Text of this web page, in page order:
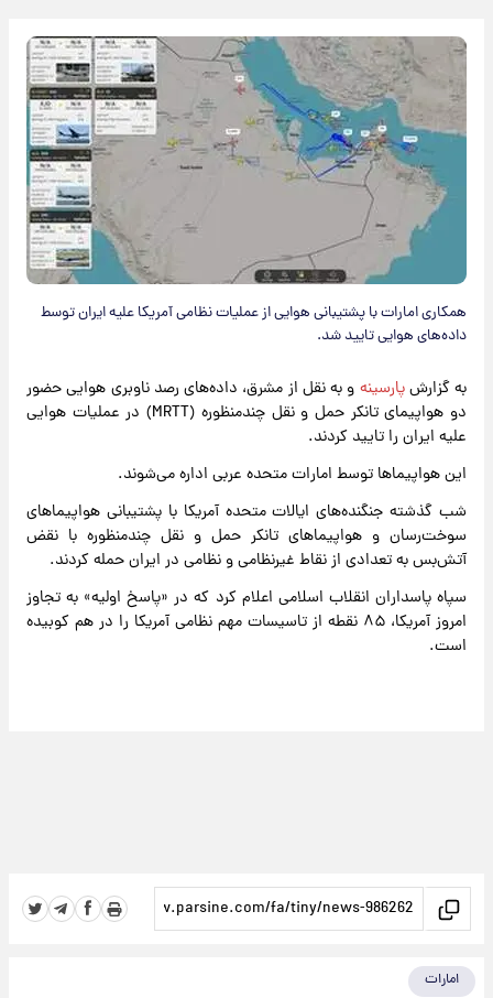
همکاری امارات با پشتیبانی هوایی از عملیات نظامی آمریکا علیه ایران توسط
داده‌های هوایی تایید شد.
به گزارشپارسینهو به نقل از مشرق، داده‌های رصد ناوبری هوایی حضور
دو هواپیمای تانکر حمل و نقل چندمنظوره (MRTT) در عملیات هوایی
علیه ایران را تایید کردند.
این هواپیماها توسط امارات متحده عربی اداره می‌شوند.
شب گذشته جنگنده‌های ایالات متحده آمریکا با پشتیبانی هواپیماهای
سوخت‌رسان و هواپیماهای تانکر حمل و نقل چندمنظوره با نقض
آتش‌بس به تعدادی از نقاط غیرنظامی و نظامی در ایران حمله کردند.
سپاه پاسداران انقلاب اسلامی اعلام کرد که در «پاسخ اولیه» به تجاوز
امروز آمریکا، ۸۵ نقطه از تاسیسات مهم نظامی آمریکا را در هم کوبیده
است.
امارات